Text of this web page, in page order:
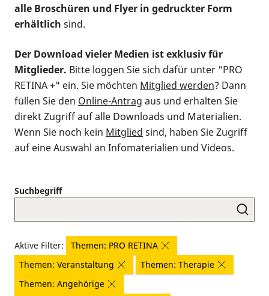
alle Broschüren und Flyer in gedruckter Form
erhältlich sind.
Der Download vieler Medien ist exklusiv für
Mitglieder. Bitte loggen Sie sich dafür unter "PRO
RETINA +" ein. Sie möchten Mitglied werden? Dann
füllen Sie den Online-Antrag aus und erhalten Sie
direkt Zugriff auf alle Downloads und Materialien.
Wenn Sie noch kein Mitglied sind, haben Sie Zugriff
auf eine Auswahl an Infomaterialien und Videos.
Suchbegriff
Aktive Filter:
Themen: PRO RETINA
Themen: Veranstaltung
Themen: Therapie
Themen: Angehörige